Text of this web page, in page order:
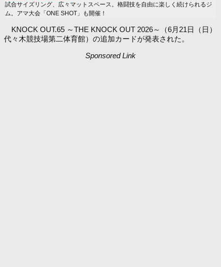
試合サイズリング、広々マットスペース。格闘技を自由に楽しく続けられるジ
ム。アマ大会「ONE SHOT」も開催！
KNOCK OUT.65 ～THE KNOCK OUT 2026～（6月21日（日）
代々木競技場第二体育館）の追加カードが発表された。
Sponsored Link